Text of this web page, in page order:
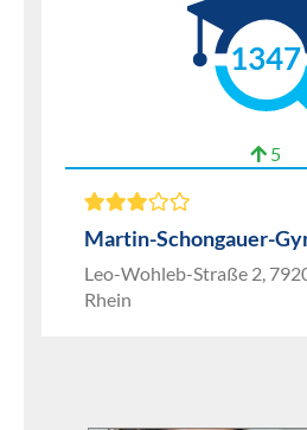
1347
5
Martin-Schongauer-
Leo-Wohleb-Straße 2,
Rhein